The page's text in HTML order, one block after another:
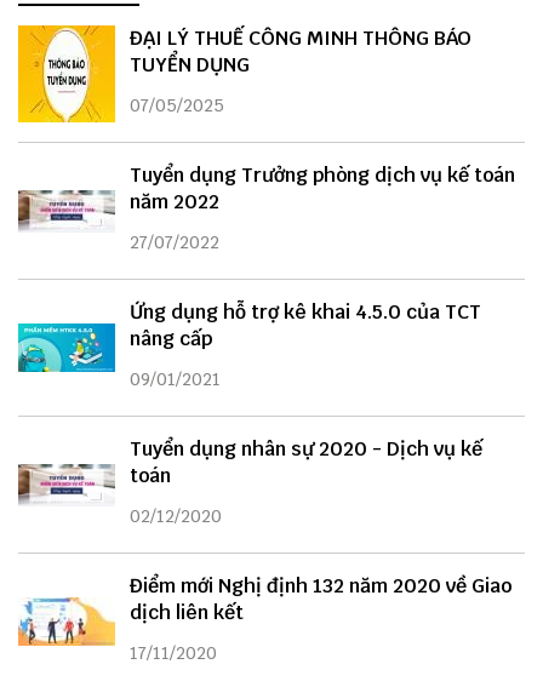
ĐẠI LÝ THUẾ CÔNG MINH THÔNG BÁO
TUYỂN DỤNG
07/05/2025
Tuyển dụng Trưởng phòng dịch vụ kế toán
năm 2022
27/07/2022
Ứng dụng hỗ trợ kê khai 4.5.0 của TCT
nâng cấp
09/01/2021
Tuyển dụng nhân sự 2020 - Dịch vụ kế
toán
02/12/2020
Điểm mới Nghị định 132 năm 2020 về Giao
dịch liên kết
17/11/2020